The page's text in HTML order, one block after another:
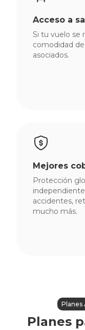
Asistencia
viajes
ayuda
Viajes
Ingresar
Acceso a
Si tu vuelo se
comodidad
asociados.
Mejores
Protección
accidentes,
mucho más.
Planes
Planes